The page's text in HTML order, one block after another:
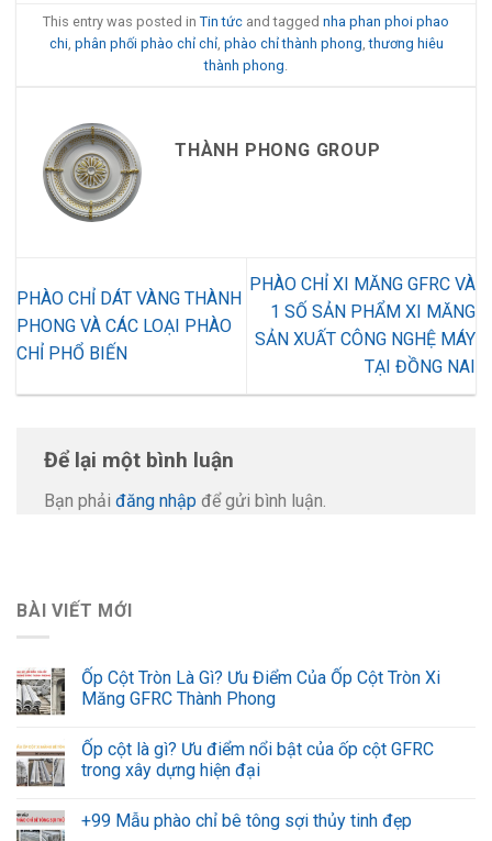
This entry was posted in Tin tức and tagged nha phan phoi phao
chi, phân phối phào chỉ chỉ, phào chỉ thành phong,thương hiêu
thành phong.
THÀNH PHONG GROUP
PHÀO CHỈ DÁT VÀNG THÀNH
PHONG VÀ CÁC LOẠI PHÀO
CHỈ PHỔ BIẾN
PHÀO CHỈ XI MĂNG GFRC VÀ
1 SỐ SẢN PHẨM XI MĂNG
SẢN XUẤT CÔNG NGHỆ MÁY
TẠI ĐỒNG NAI
Để lại một bình luận
Bạn phải đăng nhập để gửi bình luận.
BÀI VIẾT MỚI
Ốp Cột Tròn Là Gì? Ưu Điểm Của Ốp Cột Tròn Xi
Măng GFRC Thành Phong
Ốp cột là gì? Ưu điểm nổi bật của ốp cột GFRC
trong xây dựng hiện đại
+99 Mẫu phào chỉ bê tông sợi thủy tinh đẹp